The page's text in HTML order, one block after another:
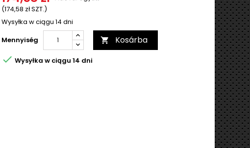
(174,58 zł SZT.)
Wysyłka w ciągu 14 dni
Mennyiség
 Kosárba
 Wysyłka w ciągu 14 dni